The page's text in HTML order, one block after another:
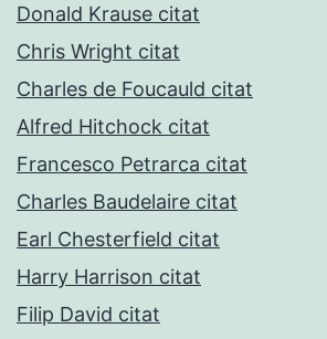
Donald Krause citat
Chris Wright citat
Charles de Foucauld citat
Alfred Hitchock citat
Francesco Petrarca citat
Charles Baudelaire citat
Earl Chesterfield citat
Harry Harrison citat
Filip David citat